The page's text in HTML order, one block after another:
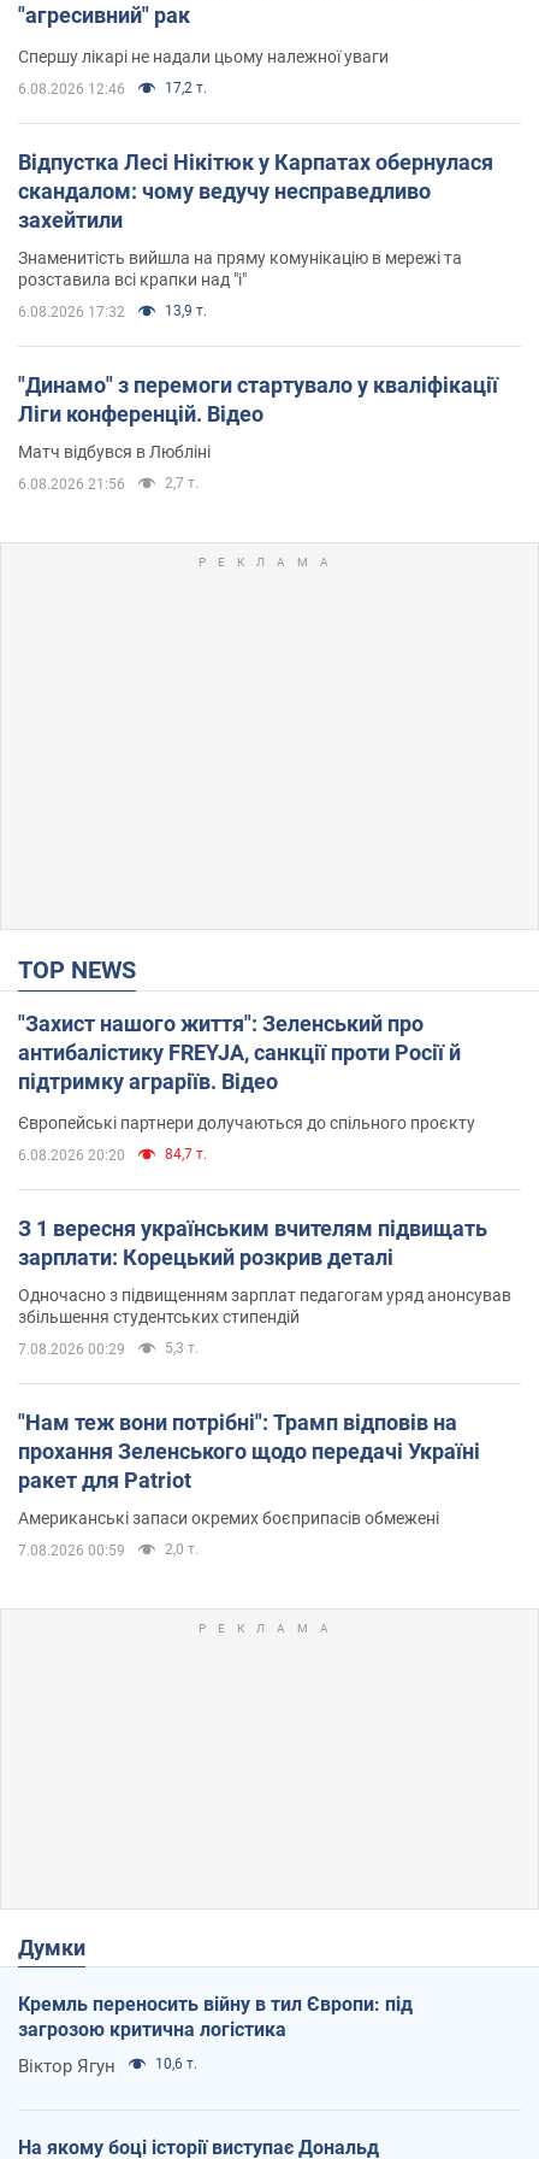
"агресивний" рак
Спершу лікарі не надали цьому належної уваги
6.08.2026 12:46 17,2 т.
Відпустка Лесі Нікітюк у Карпатах обернулася
скандалом: чому ведучу несправедливо
захейтили
Знаменитість вийшла на пряму комунікацію в мережі та
розставила всі крапки над "і"
6.08.2026 17:32 13,9 т.
"Динамо" з перемоги стартувало у кваліфікації
Ліги конференцій. Відео
Матч відбувся в Любліні
6.08.2026 21:56 2,7 т.
TOP NEWS
"Захист нашого життя": Зеленський про
антибалістику FREYJA, санкції проти Росії й
підтримку аграріїв. Відео
Європейські партнери долучаються до спільного проєкту
6.08.2026 20:20 84,7 т.
З 1 вересня українським вчителям підвищать
зарплати: Корецький розкрив деталі
Одночасно з підвищенням зарплат педагогам уряд анонсував
збільшення студентських стипендій
7.08.2026 00:29 5,3 т.
"Нам теж вони потрібні": Трамп відповів на
прохання Зеленського щодо передачі Україні
ракет для Patriot
Американські запаси окремих боєприпасів обмежені
7.08.2026 00:59 2,0 т.
Думки
Кремль переносить війну в тил Європи: під
загрозою критична логістика
Віктор Ягун 10,6 т.
На якому боці історії виступає Дональд